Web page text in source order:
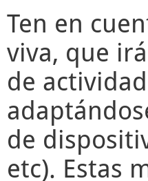
Ten en
viva, que
de
de
etc). Estas